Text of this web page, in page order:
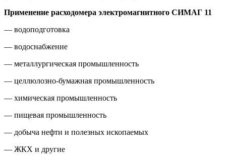
Применение расходомера электромагнитного СИМАГ 11
— водоподготовка
— водоснабжение
— металлургическая промышленность
— целлюлозно-бумажная промышленность
— химическая промышленность
— пищевая промышленность
— добыча нефти и полезных ископаемых
— ЖКХ и другие